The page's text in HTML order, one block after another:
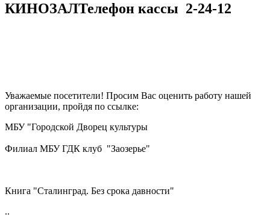
КИНОЗАЛТелефон кассы 2-24-12
Уважаемые посетители! Просим Вас оценить работу нашей
организации, пройдя по ссылке:
МБУ "Городской Дворец культуры
Филиал МБУ ГДК клуб "Заозерье"
Книга "Сталинград. Без срока давности"
..